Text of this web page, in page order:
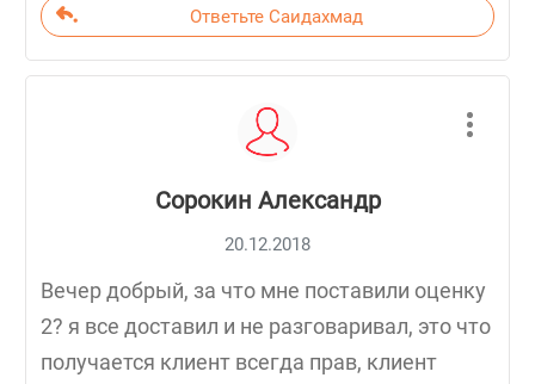
Ответьте Саидахмад
Сорокин Александр
20.12.2018
Вечер добрый, за что мне поставили оценку
2? я все доставил и не разговаривал, это что
получается клиент всегда прав, клиент